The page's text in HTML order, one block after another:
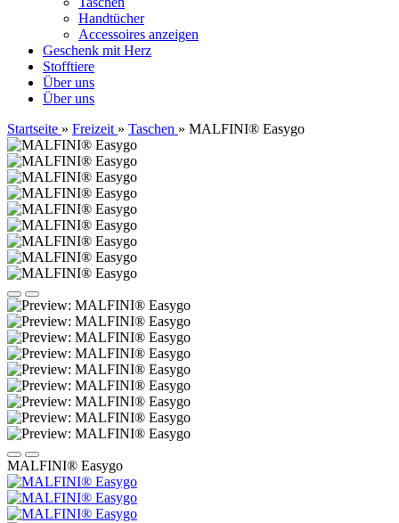
Handtücher
Accessoires anzeigen
Geschenk mit Herz
Stofftiere
Über uns
Über uns
Startseite » Freizeit » Taschen » MALFINI® Easygo
MALFINI® Easygo